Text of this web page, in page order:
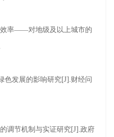
效率——对地级及以上城市的
色发展的影响研究[J].财经问
调节机制与实证研究[J].政府